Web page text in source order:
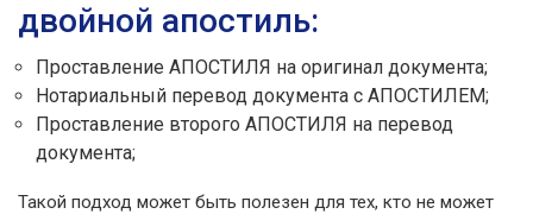
двойной апостиль:
Проставление АПОСТИЛЯ на оригинал документа;
Нотариальный перевод документа с АПОСТИЛЕМ;
Проставление второго АПОСТИЛЯ на перевод
документа;
Такой подход может быть полезен для тех, кто не может